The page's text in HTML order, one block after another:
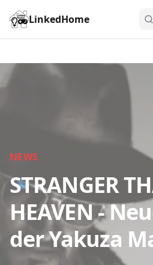
LinkedHome
NEWS
STRANGER
HEAVEN -
der Yakuza